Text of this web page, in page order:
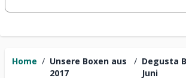
Home / Unsere Boxen aus
2017
/ Degusta
Juni